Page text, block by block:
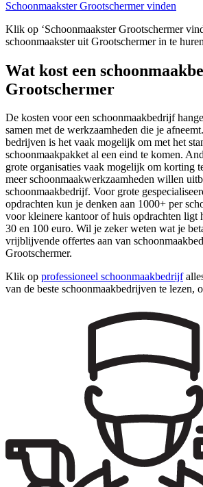
Schoonmaakster Grootschermer vinden
Klik op ‘Schoonmaakster Grootschermer
schoonmaakster uit Grootschermer in te
Wat kost een
Grootschermer
De kosten voor een schoonmaakbedrijf
samen met de werkzaamheden die je
bedrijven is het vaak mogelijk om met het
schoonmaakpakket al een eind te komen.
grote organisaties vaak mogelijk om korting
meer schoonmaakwerkzaamheden willen
schoonmaakbedrijf. Voor grote
opdrachten kun je denken aan 1000+ per
voor kleinere kantoor of huis opdrachten ligt
30 en 100 euro. Wil je zeker weten wat je
vrijblijvende offertes aan van
Grootschermer.
Klik op professioneel schoonmaakbedrijf
van de beste schoonmaakbedrijven te lezen,